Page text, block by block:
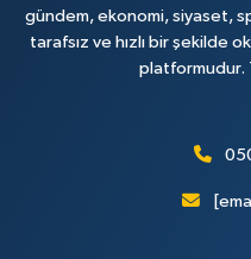
gündem, ekonomi, siyaset,
tarafsız ve hızlı bir şekilde
platformudur.